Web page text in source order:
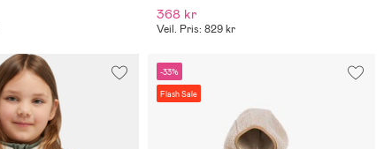
368 kr
Veil. Pris: 829 kr
-33%
Flash Sale